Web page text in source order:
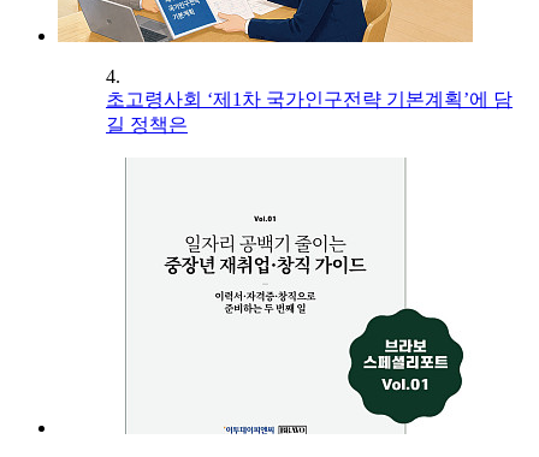
4.
초고령사회 ‘제1차 국가인구전략 기본계획’에 담
길 정책은